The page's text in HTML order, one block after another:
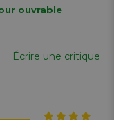
ouvrable
Écrire une critique